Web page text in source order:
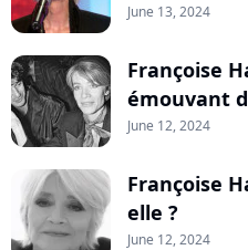
June 13, 2024
Françoise
émouvant
June 12, 2024
Françoise
elle ?
June 12, 2024